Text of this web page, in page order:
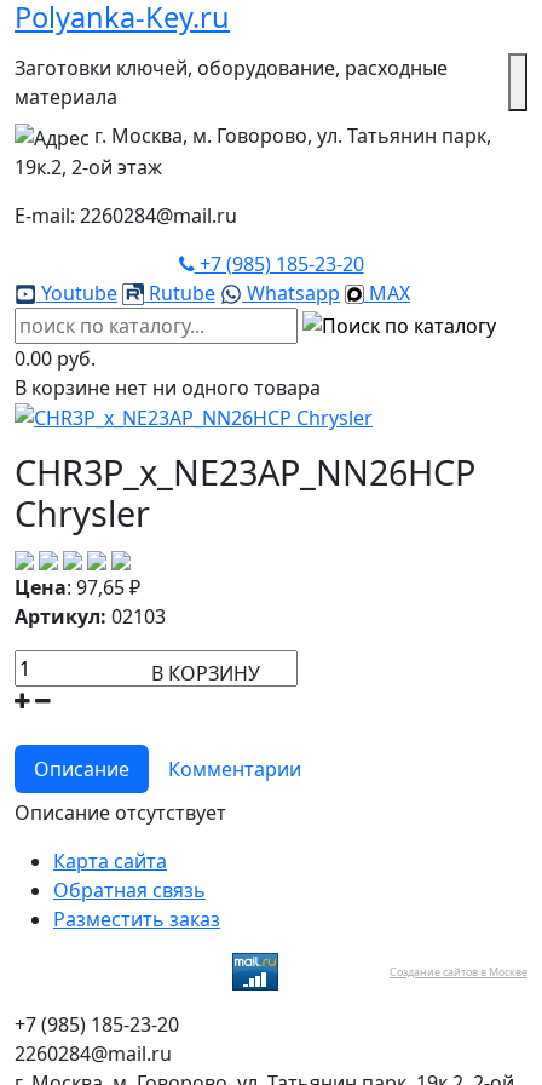
Polyanka-Key.ru
Заготовки ключей, оборудование, расходные
материала
г. Москва, м. Говорово, ул. Татьянин парк,
19к.2, 2-ой этаж
E-mail: 2260284@mail.ru
+7 (985) 185-23-20
Youtube
Rutube Whatsapp MAX
0.00 руб.
В корзине нет ни одного товара
CHR3P_x_NE23AP_NN26HCP
Chrysler
Цена: 97,65₽
Артикул: 02103
В КОРЗИНУ
Описание
Комментарии
Описание отсутствует
Карта сайта
Обратная связь
Разместить заказ
Создание сайтов в Москве
+7 (985) 185-23-20
2260284@mail.ru